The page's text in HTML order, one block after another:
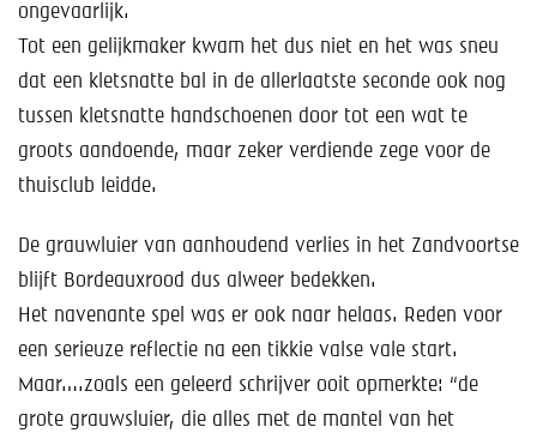
ongevaarlijk.
Tot een gelijkmaker kwam het dus niet en het was sneu
dat een kletsnatte bal in de allerlaatste seconde ook nog
tussen kletsnatte handschoenen door tot een wat te
groots aandoende, maar zeker verdiende zege voor de
thuisclub leidde.
De grauwluier van aanhoudend verlies in het Zandvoortse
blijft Bordeauxrood dus alweer bedekken.
Het navenante spel was er ook naar helaas. Reden voor
een serieuze reflectie na een tikkie valse vale start.
Maar….zoals een geleerd schrijver ooit opmerkte: “de
grote grauwsluier, die alles met de mantel van het